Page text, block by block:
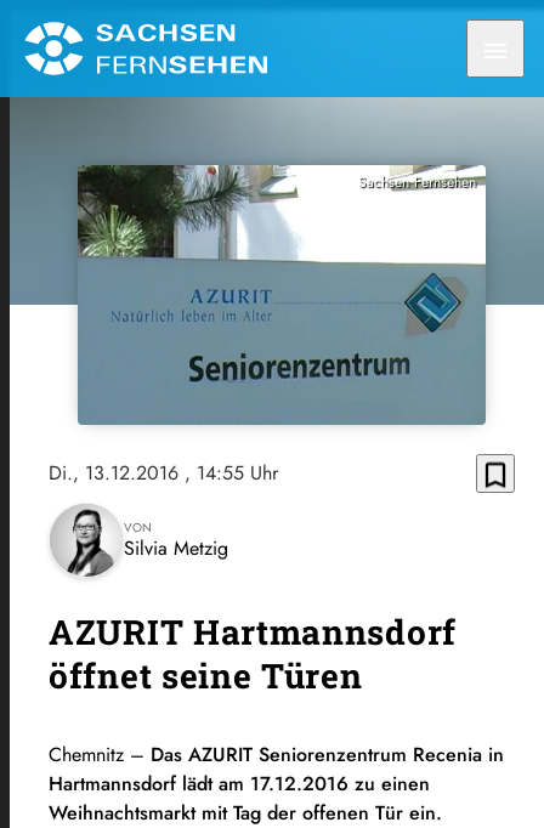
Sachsen Fernsehen
Di., 13.12.2016 , 14:55 Uhr bookmark_border
VON
Silvia Metzig
AZURIT Hartmannsdorf
öffnet seine Türen
Chemnitz – Das AZURIT Seniorenzentrum Recenia in
Hartmannsdorf lädt am 17.12.2016 zu einen
Weihnachtsmarkt mit Tag der offenen Tür ein.